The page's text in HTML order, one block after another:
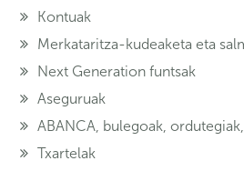
Kontuak
Merkataritza-kudeaketa eta
Next Generation funtsak
Aseguruak
ABANCA, bulegoak,
Txartelak